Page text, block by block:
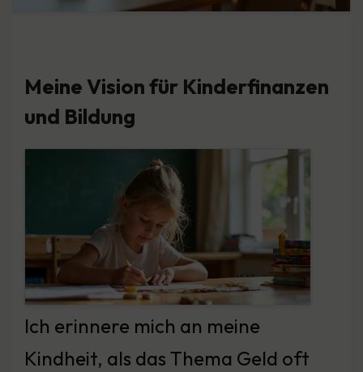
Meine Vision für Kinderfinanzen
und Bildung
Ich erinnere mich an meine
Kindheit, als das Thema Geld oft